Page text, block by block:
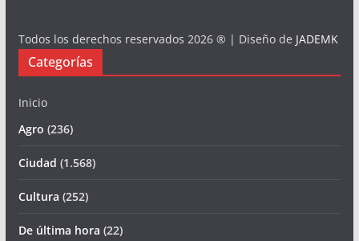
Todos los derechos reservados 2026 ® | Diseño de JADEMK
Categorías
Inicio
Agro (236)
Ciudad (1.568)
Cultura (252)
De última hora (22)